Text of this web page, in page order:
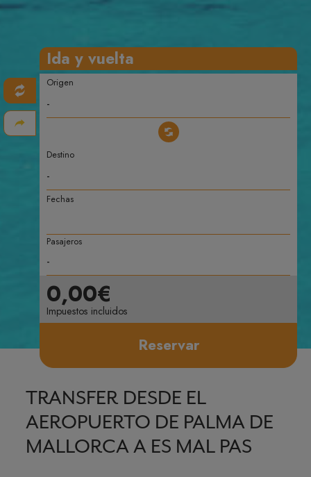
Ida y vuelta
Origen
Destino
Fechas
Pasajeros
0,00€
Impuestos incluidos
Reservar
TRANSFER DESDE EL
AEROPUERTO DE PALMA DE
MALLORCA A ES MAL PAS